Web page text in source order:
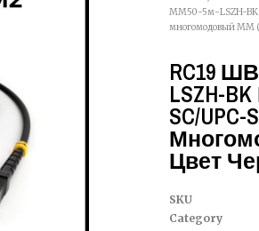
MM50-5м-LSZH-BK
многомодовый MM
RC19
LSZH-
SC/UPC-
Цвет
SKU
Category